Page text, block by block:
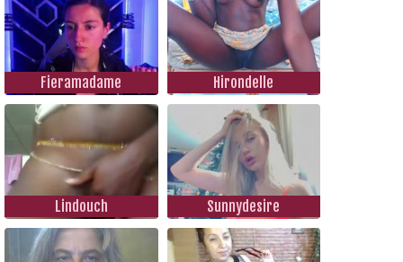
Fieramadame Hirondelle
Lindouch Sunnydesire